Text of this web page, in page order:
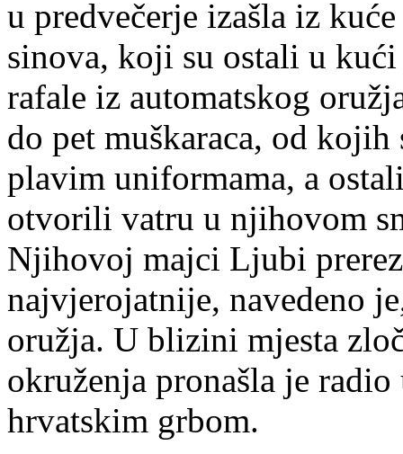
u predvečerje izašla iz
sinova, koji su ostali u
rafale iz automatskog
do pet muškaraca, od
plavim uniformama, a
otvorili vatru u njihovom
Njihovoj majci Ljubi
najvjerojatnije, navedeno
oružja. U blizini mjesta
okruženja pronašla je
hrvatskim grbom.